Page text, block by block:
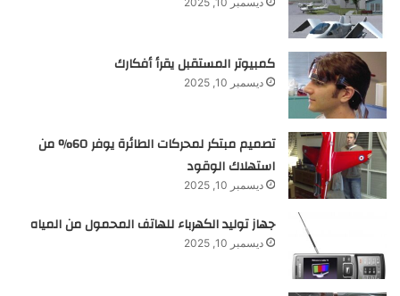
كمبيوتر المستقبل يقرأ أفكارك
ديسمبر 10, 2025
تصميم مبتكر لمحركات الطائرة يوفر 60% من
استهلاك الوقود
ديسمبر 10, 2025
جهاز توليد الكهرباء للهاتف المحمول من المياه
ديسمبر 10, 2025